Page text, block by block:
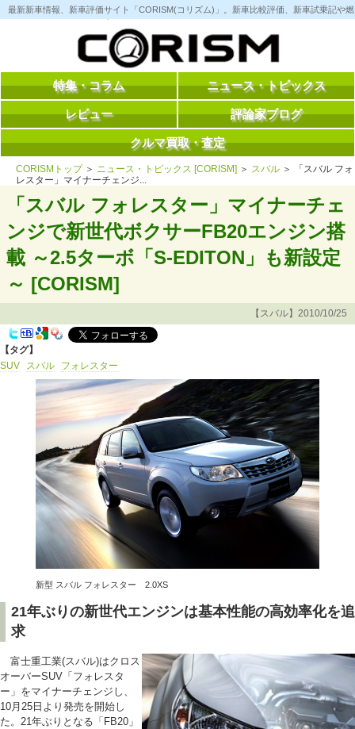
コ
ン
へ
最新新車情報、新車評価サイト「CORISM(コリズム)」。新車比較評価、新車試乗記や
特集・コラム ニュース・トピックス
レビュー 評論家ブログ
クルマ買取・査定
CORISMトップ＞ ニュース・トピックス [CORISM] ＞ スバル ＞ 「スバル フォ
レスター」マイナーチェンジ...
「スバル フォレスター」マイナーチェ
ンジで新世代ボクサーFB20エンジン搭
載 ～2.5ターボ「S-EDITON」も新設定
～ [CORISM]
【スバル】2010/10/25
【タグ】
SUV
スバル フォレスター
新型 スバル フォレスター 2.0XS
21年ぶりの新世代エンジンは基本性能の高効率化を追
求
富士重工業(スバル)はクロス
オーバーSUV「フォレスタ
ー」をマイナーチェンジし、
10月25日より発売を開始し
た。21年ぶりとなる「FB20」